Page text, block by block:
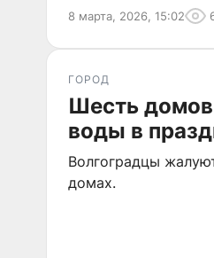
8 марта, 2026, 15:02
ГОРОД
Шесть домов
воды в
Волгоградцы
домах.